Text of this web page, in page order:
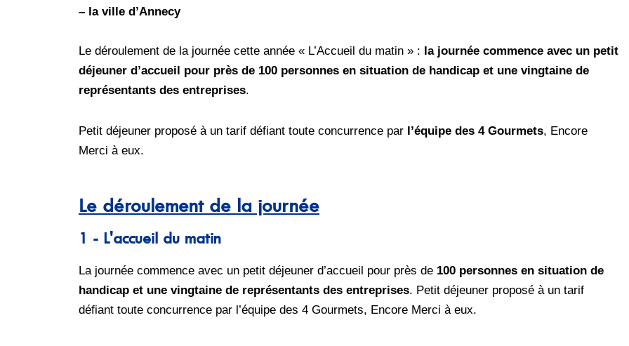
– la ville d’Annecy
Le déroulement de la journée cette année « L’Accueil du matin » : la journée commence avec un petit
déjeuner d’accueil pour près de 100 personnes en situation de handicap et une vingtaine de
représentants des entreprises.
Petit déjeuner proposé à un tarif défiant toute concurrence par l’équipe des 4 Gourmets, Encore
Merci à eux.
Le déroulement de la journée
1 - L'accueil du matin
La journée commence avec un petit déjeuner d’accueil pour près de 100 personnes en situation de
handicap et une vingtaine de représentants des entreprises. Petit déjeuner proposé à un tarif
défiant toute concurrence par l’équipe des 4 Gourmets, Encore Merci à eux.